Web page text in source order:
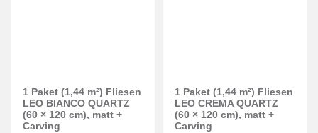
1 Paket (1,44 m²) Fliesen
LEO BIANCO QUARTZ
(60 × 120 cm), matt +
Carving
1 Paket (1,44 m²) Fliesen
LEO CREMA QUARTZ
(60 × 120 cm), matt +
Carving